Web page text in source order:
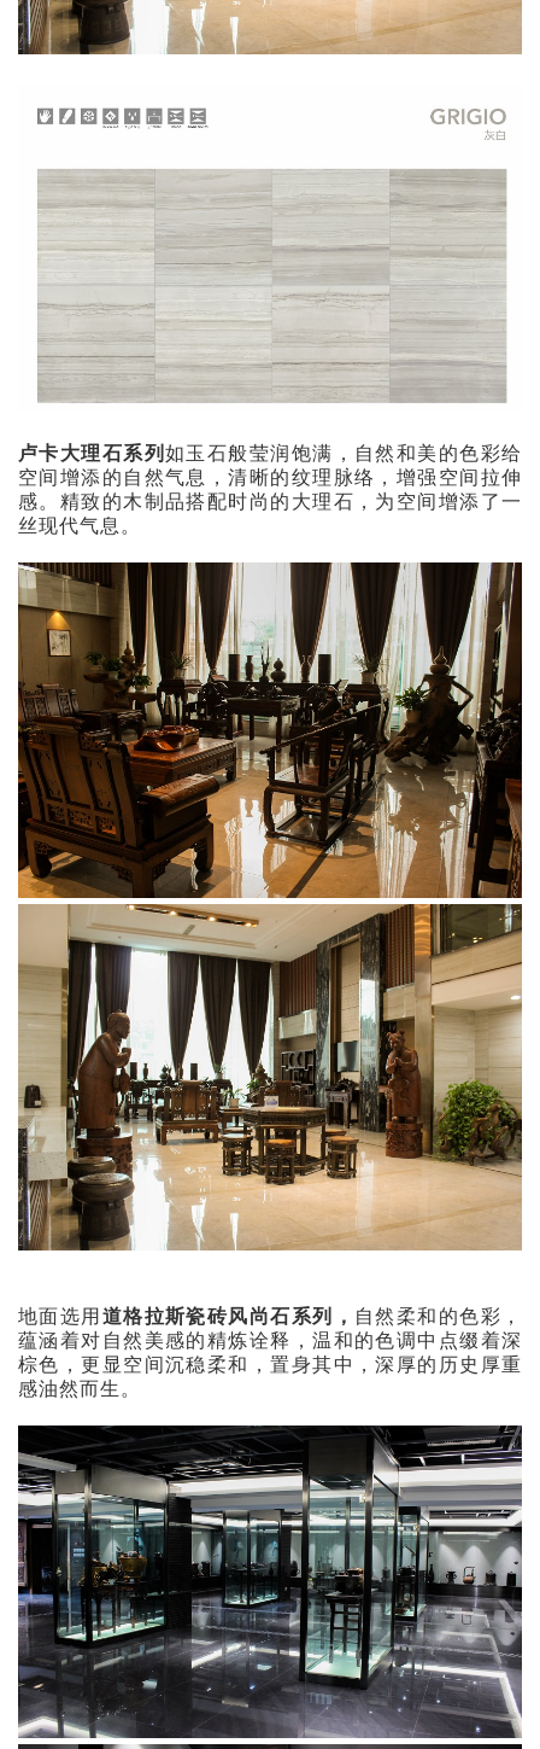
卢卡大理石系列如玉石般莹润饱满，自然和美的色彩给
空间增添的自然气息，清晰的纹理脉络，增强空间拉伸
感。精致的木制品搭配时尚的大理石，为空间增添了一
丝现代气息。
地面选用 道格拉斯瓷砖风尚石系列， 自然柔和的色彩，
蕴涵着对自然美感的精炼诠释，温和的色调中点缀着深
棕色，更显空间沉稳柔和，置身其中，深厚的历史厚重
感油然而生。